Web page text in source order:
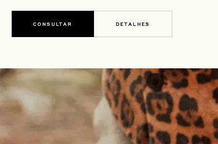
CONSULTAR DETALHES